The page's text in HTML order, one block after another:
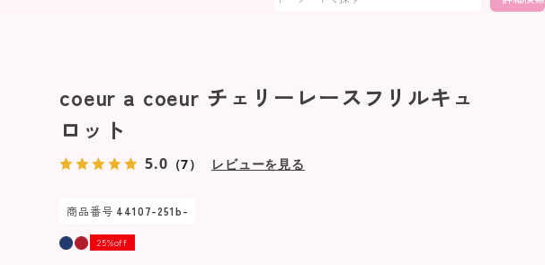
coeur a coeur チェリーレースフリルキュ
ロット
5.0 （7） レビューを見る
商品番号 44107-251b-
25%off